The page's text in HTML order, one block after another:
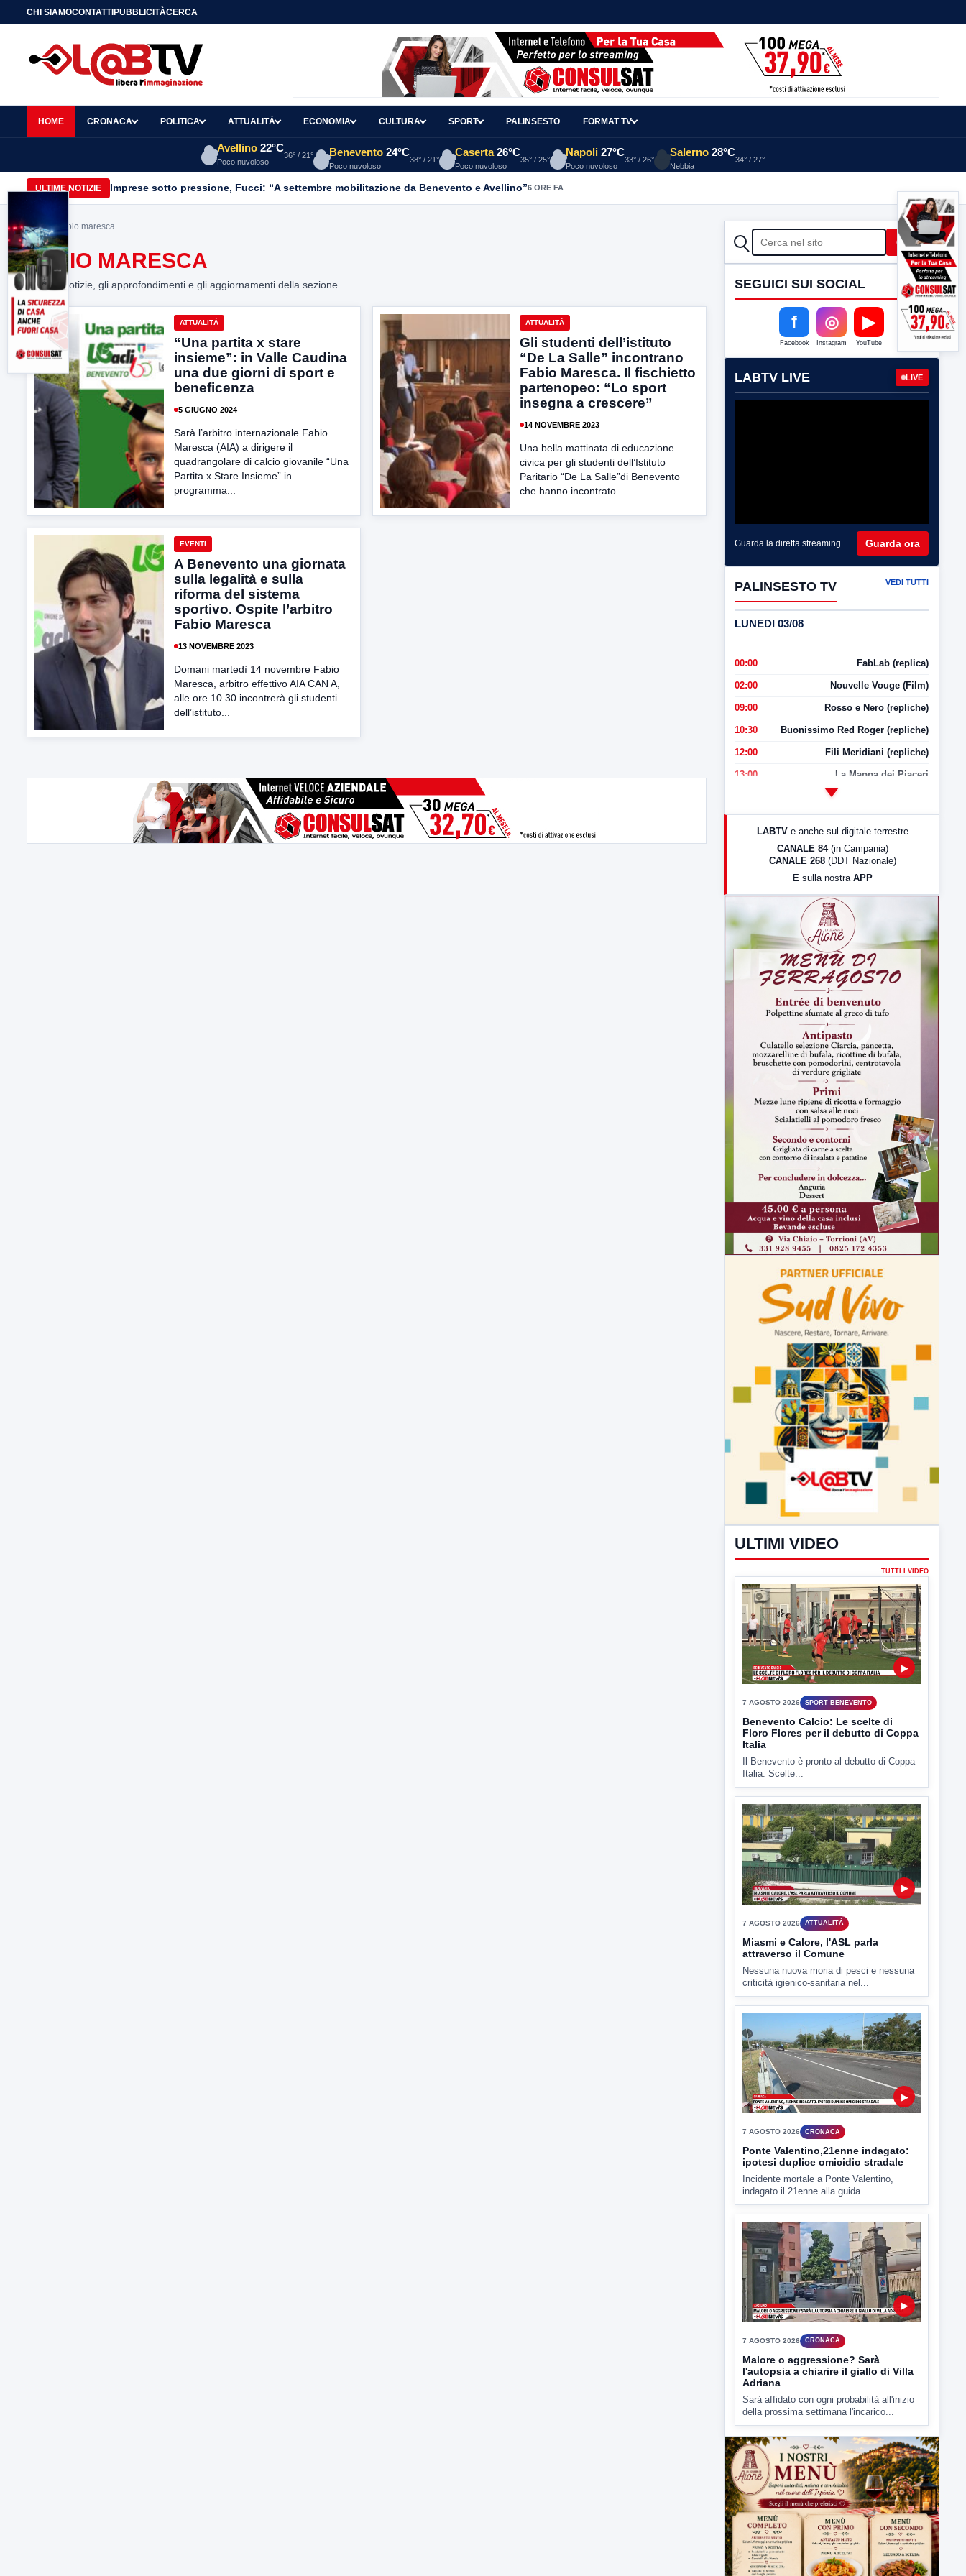
CHI SIAMOCONTATTIPUBBLICITÀCERCA
HOME CRONACA POLITICA ATTUALITÀ ECONOMIA CULTURA SPORT PALINSESTO FORMAT TV
Avellino 22°C
Poco nuvoloso
36° / 21° Benevento 24°C
Poco nuvoloso
38° / 21°
Caserta 26°C
Poco nuvoloso
35° / 25°
Napoli 27°C
Poco nuvoloso
33° / 26°
Salerno 28°C
Nebbia
34° / 27°
ULTIME NOTIZIE Imprese sotto pressione, Fucci: “A settembre mobilitazione da Benevento e Avellino”6 ORE FA
Home> fabio maresca
FABIO MARESCA
Tutte le notizie, gli approfondimenti e gli aggiornamenti della sezione.
ATTUALITÀ
“Una partita x stare
insieme”: in Valle Caudina
una due giorni di sport e
beneficenza
5 GIUGNO 2024
Sarà l’arbitro internazionale Fabio
Maresca (AIA) a dirigere il
quadrangolare di calcio giovanile “Una
Partita x Stare Insieme” in
programma...
ATTUALITÀ
Gli studenti dell’istituto
“De La Salle” incontrano
Fabio Maresca. Il fischietto
partenopeo: “Lo sport
insegna a crescere”
14 NOVEMBRE 2023
Una bella mattinata di educazione
civica per gli studenti dell’Istituto
Paritario “De La Salle”di Benevento
che hanno incontrato...
EVENTI
A Benevento una giornata
sulla legalità e sulla
riforma del sistema
sportivo. Ospite l’arbitro
Fabio Maresca
13 NOVEMBRE 2023
Domani martedì 14 novembre Fabio
Maresca, arbitro effettivo AIA CAN A,
alle ore 10.30 incontrerà gli studenti
dell’istituto...
CERCA Cerca
SEGUICI SUI SOCIAL
f
Facebook
◎
Instagram
▶
YouTube
LABTV LIVE LIVE
Guarda la diretta streaming Guarda ora
PALINSESTO TV VEDI TUTTI
LUNEDI 03/08
00:00 FabLab (replica)
02:00 Nouvelle Vouge (Film)
09:00 Rosso e Nero (repliche)
10:30 Buonissimo Red Roger (repliche)
12:00 Fili Meridiani (repliche)
13:00 La Mappa dei Piaceri
LabNews (Diretta)
LabNews (replica)
LABTV e anche sul digitale terrestre
CANALE 84 (in Campania)
CANALE 268 (DDT Nazionale)
E sulla nostra APP
ULTIMI VIDEO
▶
7 AGOSTO 2026 SPORT BENEVENTO
Benevento Calcio: Le scelte di
Floro Flores per il debutto di Coppa
Il Benevento è pronto al debutto di Coppa
Italia. Scelte...
▶
7 AGOSTO 2026 ATTUALITÀ
Miasmi e Calore, l'ASL parla
attraverso il Comune
Nessuna nuova moria di pesci e nessuna
criticità igienico-sanitaria nel...
▶
7 AGOSTO 2026
Ponte Valentino,21enne indagato:
ipotesi duplice omicidio stradale
Incidente mortale a Ponte Valentino,
indagato il 21enne alla guida...
▶
7 AGOSTO 2026 CRONACA
Malore o aggressione? Sarà
l'autopsia a chiarire il giallo di Villa
Sarà affidato con ogni probabilità all'inizio
della prossima settimana l'incarico...